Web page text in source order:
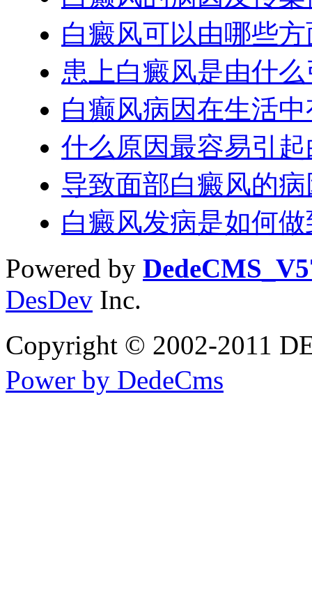
白癜风可以由哪些
患上白癜风是由什
白癫风病因在生活
什么原因最容易引
导致面部白癜风的
白癜风发病是如何
Powered by
DesDev Inc.
Copyright © 2002-2011
Power by DedeCms